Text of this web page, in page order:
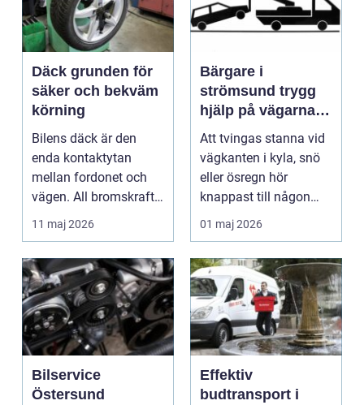
Däck grunden för
säker och bekväm
körning
Bilens däck är den
enda kontaktytan
mellan fordonet och
vägen. All bromskraft,
styrning och accelera...
11 maj 2026
Bärgare i
strömsund trygg
hjälp på vägarna
året runt
Att tvingas stanna vid
vägkanten i kyla, snö
eller ösregn hör
knappast till någon
bilägares drömscen...
01 maj 2026
Bilservice
Östersund
Effektiv
budtransport i